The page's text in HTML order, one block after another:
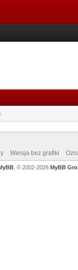
Wersja bez grafiki
, © 2002-2026 MyBB